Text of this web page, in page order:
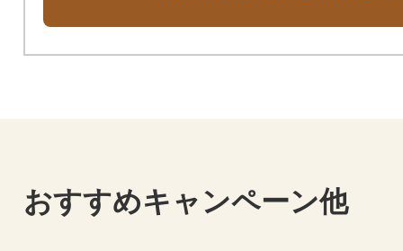
おすすめキャンペーン他